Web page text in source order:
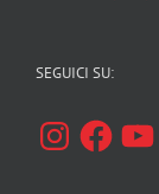
SEGUICI SU:
InstagramFacebook